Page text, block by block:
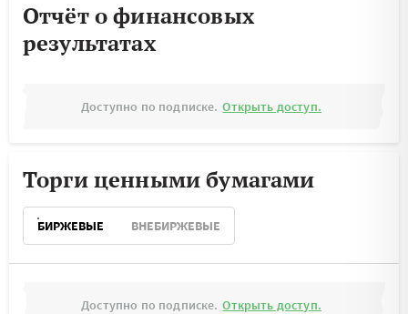
Отчёт о финансовых
результатах
Доступно по подписке. Открыть доступ.
Торги ценными бумагами
БИРЖЕВЫЕ ВНЕБИРЖЕВЫЕ
Доступно по подписке. Открыть доступ.